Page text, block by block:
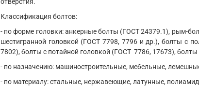
Классификация болтов:
- по форме головки: анкерные болты (ГОСТ 24379.1), рым-
шестигранной головкой (ГОСТ 7798, 7796 и др.), болты с
7802), болты с потайной головкой (ГОСТ 7786, 17673),
- по назначению: машиностроительные, мебельные,
- по материалу: стальные, нержавеющие, латунные,